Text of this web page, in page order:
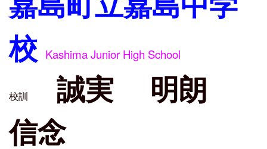
校 Kashima Junior High School
校訓
誠実 明朗
信念